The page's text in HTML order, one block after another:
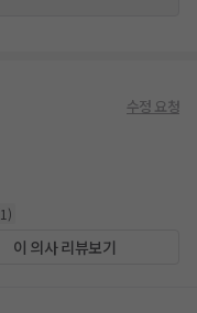
수정 요청
1 )
이 의사 리뷰보기